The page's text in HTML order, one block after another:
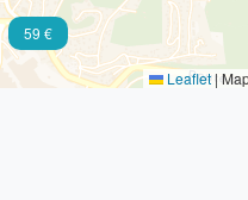
59 €
Leaflet|